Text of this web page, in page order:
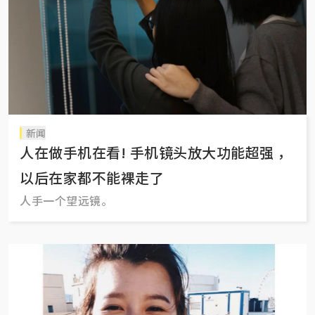
新闻
人在做手机在看! 手机镜头放大功能超强 ，
以后在家都不能裸走了
人手一个望远镜。